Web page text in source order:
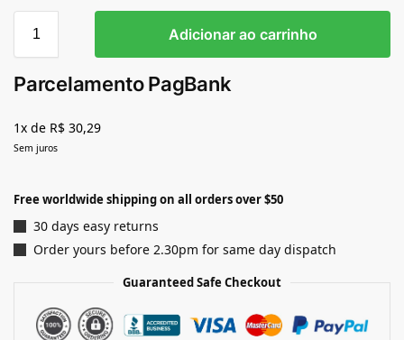
Adicionar ao carrinho
Parcelamento PagBank
1x de R$ 30,29
Sem juros
Free worldwide shipping on all orders over $50
30 days easy returns
Order yours before 2.30pm for same day dispatch
Guaranteed Safe Checkout